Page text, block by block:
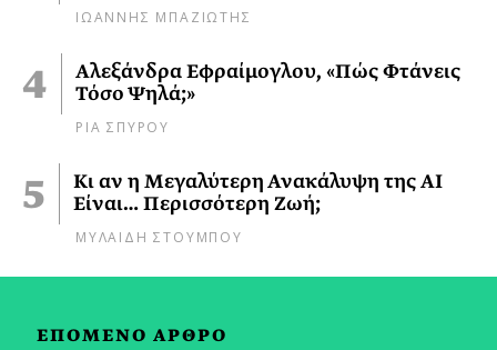
ΙΩΑΝΝΗΣ ΜΠΑΖΙΩΤΗΣ
Αλεξάνδρα Εφραίμογλου, «Πώς Φτάνεις
Τόσο Ψηλά;»
ΡΙΑ ΣΠΥΡΟΥ
Κι αν η Μεγαλύτερη Ανακάλυψη της AI
Είναι… Περισσότερη Ζωή;
ΜΥΛΑΙΔΗ ΣΤΟΥΜΠΟΥ
ΕΠΟΜΕΝΟ ΑΡΘΡΟ